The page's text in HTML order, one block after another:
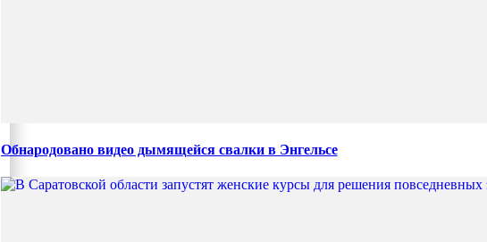
Обнародовано видео дымящейся свалки в Энгельсе